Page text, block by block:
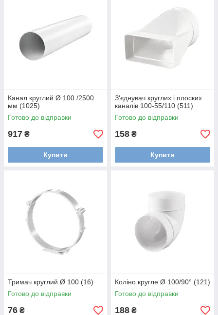
Канал круглий Ø 100 /2500
мм (1025)
Готово до відправки
917 ₴
Купити
З'єднувач круглих і плоских
каналів 100-55/110 (511)
Готово до відправки
158 ₴
Купити
Тримач круглий Ø 100 (16)
Готово до відправки
76 ₴
Коліно кругле Ø 100/90° (121)
Готово до відправки
188 ₴